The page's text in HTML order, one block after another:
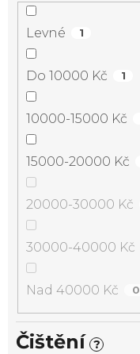
Levné 1
Do 10000 Kč 1
10000-15000 Kč
15000-20000 Kč
20000-30000 Kč
30000-40000 Kč
Nad 40000 Kč 0
Čištění ?